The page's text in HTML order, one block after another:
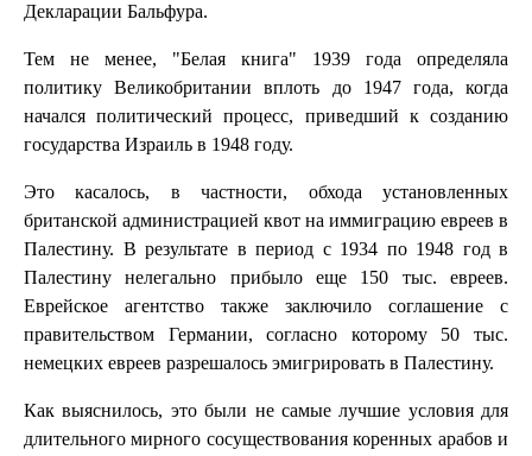
Декларации Бальфура.
Тем не менее, "Белая книга" 1939 года определяла
политику Великобритании вплоть до 1947 года, когда
начался политический процесс, приведший к созданию
государства Израиль в 1948 году.
Это касалось, в частности, обхода установленных
британской администрацией квот на иммиграцию евреев в
Палестину. В результате в период с 1934 по 1948 год в
Палестину нелегально прибыло еще 150 тыс. евреев.
Еврейское агентство также заключило соглашение с
правительством Германии, согласно которому 50 тыс.
немецких евреев разрешалось эмигрировать в Палестину.
Как выяснилось, это были не самые лучшие условия для
длительного мирного сосуществования коренных арабов и